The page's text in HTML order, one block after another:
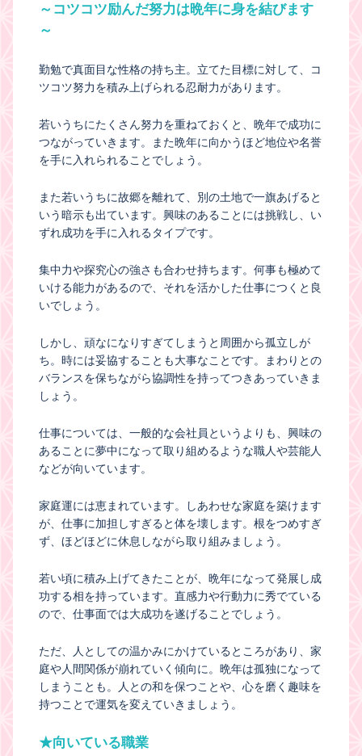
～コツコツ励んだ努力は晩年に身を結びます
～
勤勉で真面目な性格の持ち主。立てた目標に対して、コ
ツコツ努力を積み上げられる忍耐力があります。
若いうちにたくさん努力を重ねておくと、晩年で成功に
つながっていきます。また晩年に向かうほど地位や名誉
を手に入れられることでしょう。
また若いうちに故郷を離れて、別の土地で一旗あげると
いう暗示も出ています。興味のあることには挑戦し、い
ずれ成功を手に入れるタイプです。
集中力や探究心の強さも合わせ持ちます。何事も極めて
いける能力があるので、それを活かした仕事につくと良
いでしょう。
しかし、頑なになりすぎてしまうと周囲から孤立しが
ち。時には妥協することも大事なことです。まわりとの
バランスを保ちながら協調性を持ってつきあっていきま
しょう。
仕事については、一般的な会社員というよりも、興味の
あることに夢中になって取り組めるような職人や芸能人
などが向いています。
家庭運には恵まれています。しあわせな家庭を築けます
が、仕事に加担しすぎると体を壊します。根をつめすぎ
ず、ほどほどに休息しながら取り組みましょう。
若い頃に積み上げてきたことが、晩年になって発展し成
功する相を持っています。直感力や行動力に秀でている
ので、仕事面では大成功を遂げることでしょう。
ただ、人としての温かみにかけているところがあり、家
庭や人間関係が崩れていく傾向に。晩年は孤独になって
しまうことも。人との和を保つことや、心を磨く趣味を
持つことで運気を変えていきましょう。
★向いている職業